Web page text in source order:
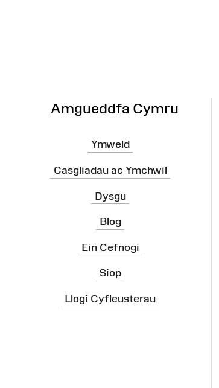
Amgueddfa Cymru
Ymweld
Casgliadau ac Ymchwil
Dysgu
Blog
Ein Cefnogi
Siop
Llogi Cyfleusterau